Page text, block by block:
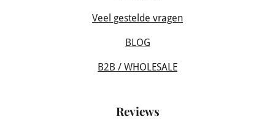
Veel gestelde vragen
BLOG
B2B / WHOLESALE
Reviews